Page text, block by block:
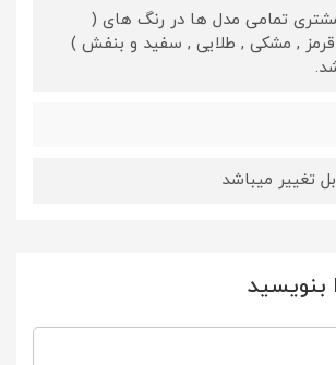
تمامی مدل ها در رنگ های (
, مشکی , طلایی , سفید و بنفش )
بنویسید